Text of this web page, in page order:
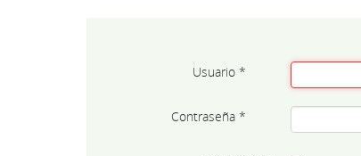
Usuario *
Contraseña *